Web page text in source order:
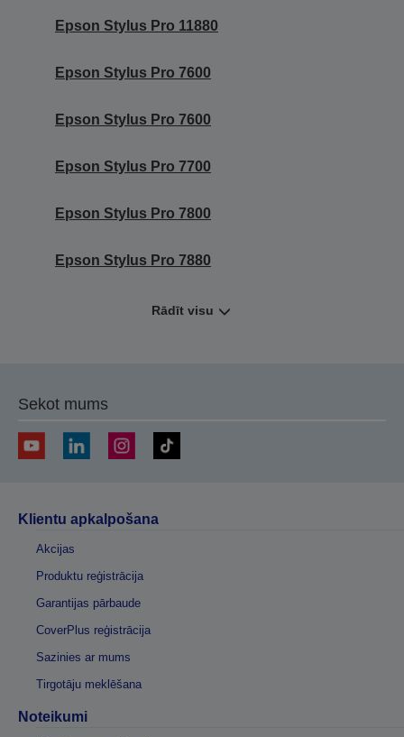
Epson Stylus Pro 11880
Epson Stylus Pro 7600
Epson Stylus Pro 7600
Epson Stylus Pro 7700
Epson Stylus Pro 7800
Epson Stylus Pro 7880
Rādīt visu
Sekot mums
Klientu apkalpošana
Akcijas
Produktu reģistrācija
Garantijas pārbaude
CoverPlus reģistrācija
Sazinies ar mums
Tirgotāju meklēšana
Noteikumi